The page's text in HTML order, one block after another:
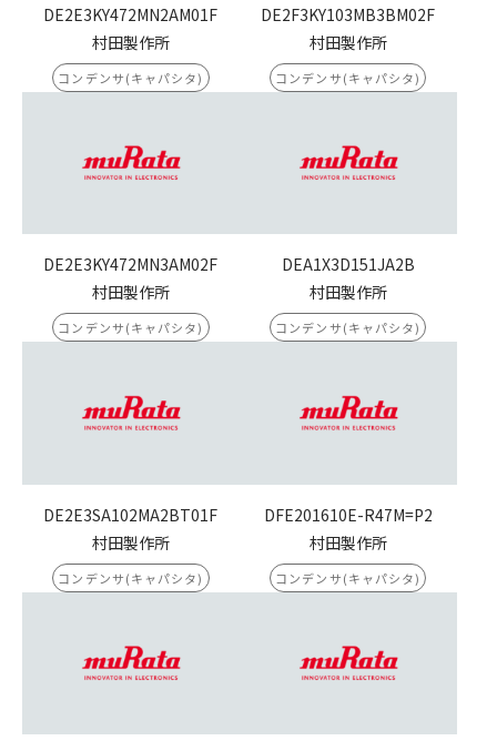
DE2E3KY472MN2AM01F
村田製作所
コンデンサ(キャパシタ)
DE2F3KY103MB3BM02F
村田製作所
コンデンサ(キャパシタ)
DE2E3KY472MN3AM02F
村田製作所
コンデンサ(キャパシタ)
DEA1X3D151JA2B
村田製作所
コンデンサ(キャパシタ)
DE2E3SA102MA2BT01F
村田製作所
コンデンサ(キャパシタ)
DFE201610E-R47M=P2
村田製作所
コンデンサ(キャパシタ)